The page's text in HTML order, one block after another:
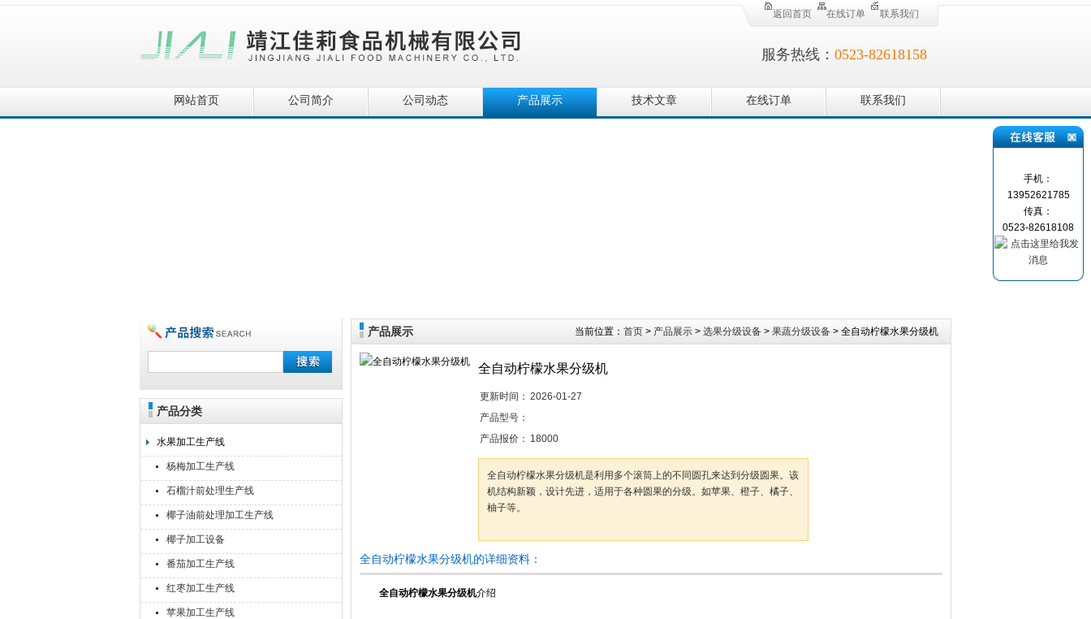
靖江佳莉食品机械有限公司
返回首页 在线订单 联系我们
服务热线： 0523-82618158
网站首页 公司简介 公司动态 产品展示 技术文章 在线订单 联系我们
产品分类
水果加工生产线
杨梅加工生产线
石榴汁前处理生产线
椰子油前处理加工生产线
椰子加工设备
番茄加工生产线
红枣加工生产线
苹果加工生产线
产品展示 当前位置： 首页 > 产品展示 > 选果分级设备 > 果蔬分级设备 > 全自动柠檬水果分级机
全自动柠檬水果分级机
更新时间： 2026-01-27
产品型号：
产品报价： 18000
全自动柠檬水果分级机是利用多个滚筒上的不同圆孔来达到分级圆果。该
机结构新颖，设计先进，适用于各种圆果的分级。如苹果、橙子、橘子、
柚子等。
全自动柠檬水果分级机的详细资料：
全自动柠檬水果分级机介绍
手机：
13952621785
传真：
0523-82618108